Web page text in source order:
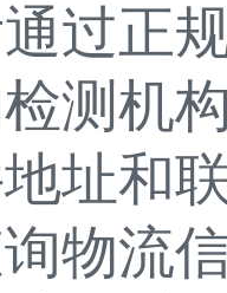
过正
测机
址和
物流